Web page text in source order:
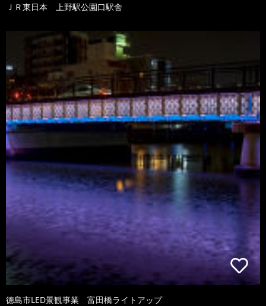
ＪＲ東日本 上野駅公園口駅舎
徳島市LED景観事業 富田橋ライトアップ